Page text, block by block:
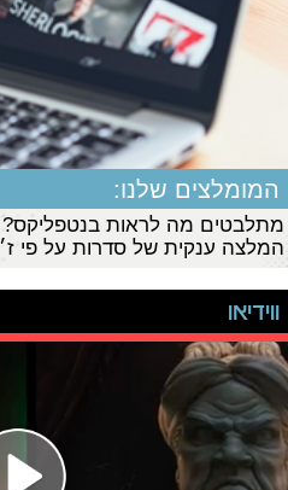
המומלצים שלנו:
מתלבטים מה לראות בנטפליקס?
המלצה ענקית של סדרות על פי
ווידיאו